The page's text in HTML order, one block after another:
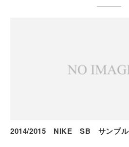
2014/2015 NIKE SB サンプル